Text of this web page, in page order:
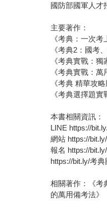
國防部國軍人才
主要著作：
《考典：一次
《考典2：國考
《考典實戰：
《考典實戰：
《考典 精華攻
《考典選擇題實
本書相關資訊：
LINE https://
網站 https://
報名 https://
https://bit.ly/考
相關著作：《考
的萬用備考法》